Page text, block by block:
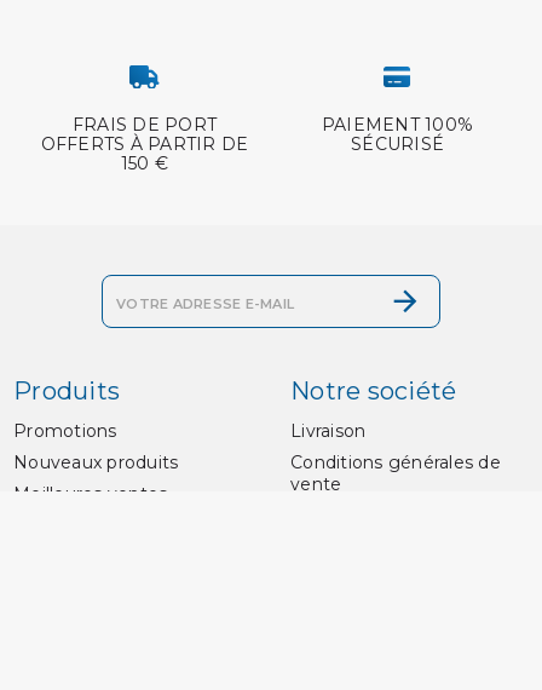
FRAIS DE PORT
OFFERTS À PARTIR DE
150 €
PAIEMENT 100%
SÉCURISÉ
Produits
Promotions
Nouveaux produits
Meilleures ventes
Notre société
Livraison
Conditions générales de
vente